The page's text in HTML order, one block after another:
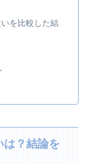
を比較した結
？結論を